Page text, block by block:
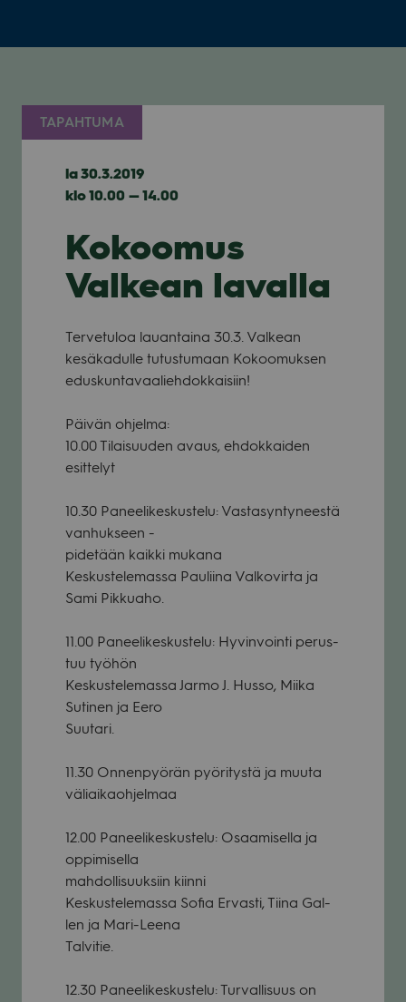
TAPAHTUMA
la 30.3.2019
klo 10.00 — 14.00
Kokoomus
Valkean lavalla
Ter­ve­tu­loa lau­an­taina 30.3. Val­kean
kesä­ka­dulle tutus­tu­maan Kokoo­muk­sen
edus­kun­ta­vaa­lieh­dok­kai­siin!
Päi­vän ohjelma:
10.00 Tilai­suu­den avaus, ehdok­kai­den
esit­te­lyt
10.30 Panee­li­kes­kus­telu: Vas­ta­syn­ty­neestä
van­huk­seen -
pide­tään kaikki mukana
Kes­kus­te­le­massa Pau­liina Val­ko­virta ja
Sami Pik­kuaho.
11.00 Panee­li­kes­kus­telu: Hyvin­vointi perus­
tuu työ­hön
Kes­kus­te­le­massa Jarmo J. Husso, Miika
Suti­nen ja Eero
Suu­tari.
11.30 Onnen­pyö­rän pyö­ri­tystä ja muuta
väliai­kaoh­jel­maa
12.00 Panee­li­kes­kus­telu: Osaa­mi­sella ja
oppi­mi­sella
mah­dol­li­suuk­siin kiinni
Kes­kus­te­le­massa Sofia Ervasti, Tiina Gal­
len ja Mari-Leena
Tal­vi­tie.
12.30 Panee­li­kes­kus­telu: Tur­val­li­suus on